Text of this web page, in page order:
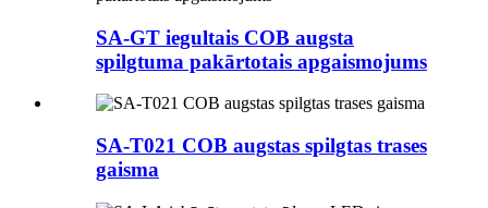
SA-GT iegultais COB augsta
spilgtuma pakārtotais apgaismojums
SA-T021 COB augstas spilgtas trases
gaisma